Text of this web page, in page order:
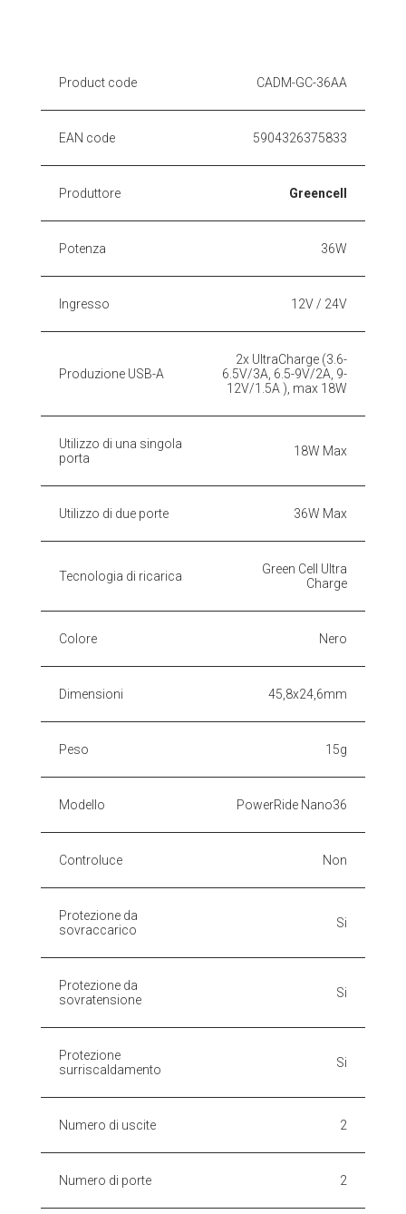
Product code CADM-GC-36AA
EAN code 5904326375833
Produttore Greencell
Potenza 36W
Ingresso 12V / 24V
Produzione USB-A
2x UltraCharge (3.6-
6.5V/3A, 6.5-9V/2A, 9-
12V/1.5A ), max 18W
Utilizzo di una singola
porta
18W Max
Utilizzo di due porte 36W Max
Tecnologia di ricarica
Green Cell Ultra
Charge
Colore Nero
Dimensioni 45,8x24,6mm
Peso 15g
Modello PowerRide Nano36
Controluce Non
Protezione da
sovraccarico
Si
Protezione da
sovratensione
Si
Protezione
surriscaldamento
Si
Numero di uscite 2
Numero di porte 2